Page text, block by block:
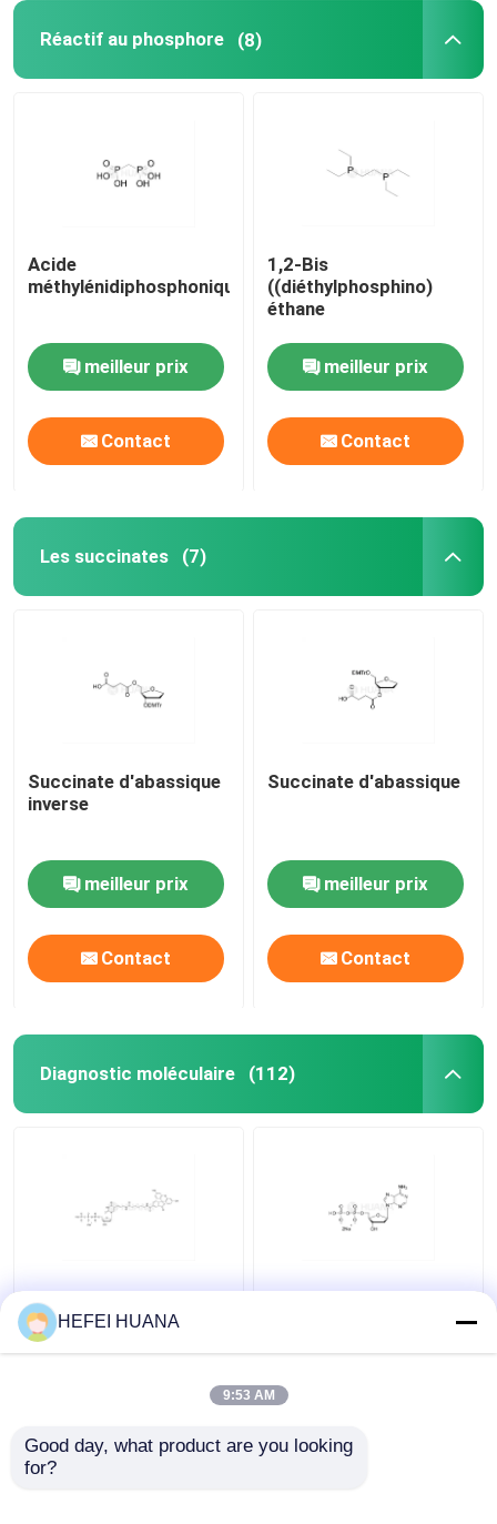
Réactif au phosphore (8)
Acide
méthylénidiphosphonique
meilleur prix
Contact
1,2-Bis
((diéthylphosphino)
éthane
meilleur prix
Contact
Les succinates (7)
Succinate d'abassique
inverse
meilleur prix
Contact
Succinate d'abassique
meilleur prix
Contact
Diagnostic moléculaire (112)
Fluorescéine-12-dUTP
Solution de sodium de
1 mM
DADP sel disodique
HEFEI HUANA
9:53 AM
Good day, what product are you looking
for?